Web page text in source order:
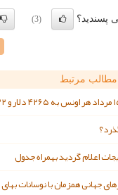
پسندید؟ (3)
مطالب مرتبط
اعلام گردید بهمراه جدول
جهانی همزمان با نوسانات